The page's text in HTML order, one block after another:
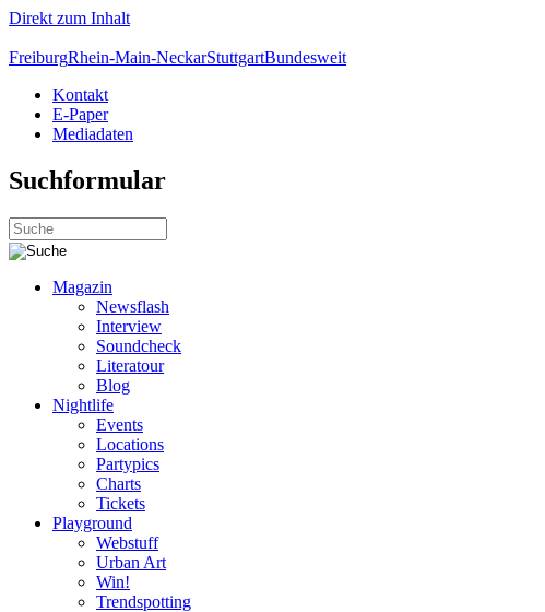
Direkt zum Inhalt
FreiburgRhein-Main-NeckarStuttgartBundesweit
Kontakt
E-Paper
Mediadaten
Suchformular
Magazin
Newsflash
Interview
Soundcheck
Literatour
Blog
Nightlife
Events
Locations
Partypics
Charts
Tickets
Playground
Webstuff
Urban Art
Win!
Trendspotting